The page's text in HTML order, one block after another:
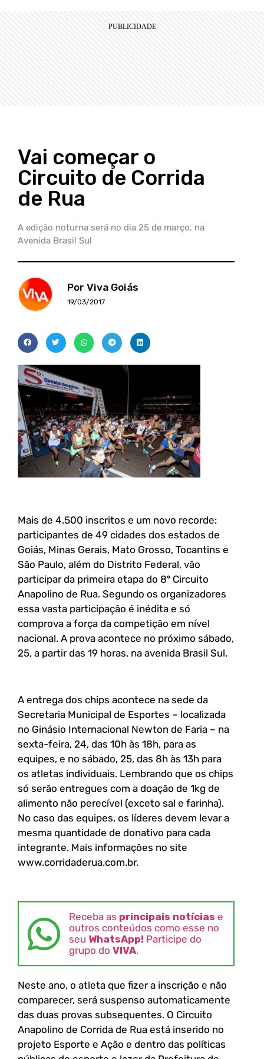
Vai começar o
Circuito de Corrida
de Rua
A edição noturna será no dia 25 de março, na
Avenida Brasil Sul
Por Viva Goiás
19/03/2017
Mais de 4.500 inscritos e um novo recorde:
participantes de 49 cidades dos estados de
Goiás, Minas Gerais, Mato Grosso, Tocantins e
São Paulo, além do Distrito Federal, vão
participar da primeira etapa do 8º Circuito
Anapolino de Rua. Segundo os organizadores
essa vasta participação é inédita e só
comprova a força da competição em nível
nacional. A prova acontece no próximo sábado,
25, a partir das 19 horas, na avenida Brasil Sul.
A entrega dos chips acontece na sede da
Secretaria Municipal de Esportes – localizada
no Ginásio Internacional Newton de Faria – na
sexta-feira, 24, das 10h às 18h, para as
equipes, e no sábado, 25, das 8h às 13h para
os atletas individuais. Lembrando que os chips
só serão entregues com a doação de 1kg de
alimento não perecível (exceto sal e farinha).
No caso das equipes, os líderes devem levar a
mesma quantidade de donativo para cada
integrante. Mais informações no site
www.corridaderua.com.br.
Receba as principais notícias e
outros conteúdos como esse no
seu WhatsApp! Participe do
grupo do VIVA.
Neste ano, o atleta que fizer a inscrição e não
comparecer, será suspenso automaticamente
das duas provas subsequentes. O Circuito
Anapolino de Corrida de Rua está inserido no
projeto Esporte e Ação e dentro das políticas